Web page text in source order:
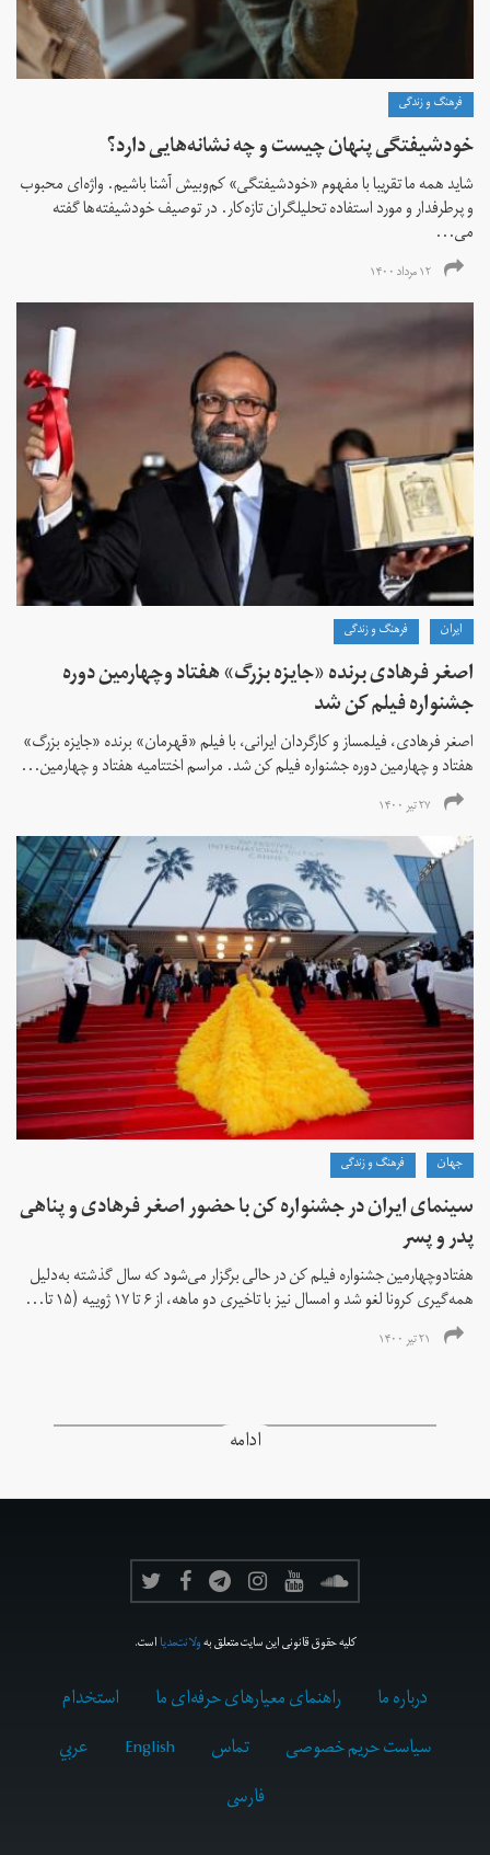
فرهنگ و زندگی
خودشیفتگی پنهان چیست و چه نشانه‌هایی دارد؟
شاید همه ما تقریبا با مفهوم «خودشیفتگی» کم‌و‌بیش آشنا باشیم. واژه‌ای محبوب
و پرطرفدار و مورد استفاده تحلیلگران تازه‌کار. در توصیف خودشیفته‌ها گفته
می...
۱۲ مرداد ۱۴۰۰
ايران فرهنگ و زندگی
اصغر فرهادی برنده «جایزه بزرگ»‌ هفتاد‌ وچهارمین دوره
جشنواره فیلم کن شد
اصغر فرهادی، فیلمساز و کارگردان ایرانی، با فیلم «قهرمان» برنده «جایزه بزرگ»
هفتاد و چهارمین دوره جشنواره فیلم کن شد. مراسم اختتامیه هفتاد و چهارمین...
۲۷ تیر ۱۴۰۰
جهان فرهنگ و زندگی
سینمای ایران در جشنواره کن با حضور اصغر فرهادی و پناهی
پدر و پسر
هفتادوچهارمین جشنواره فیلم کن در حالی برگزار می‌شود که سال گذشته به‌دلیل
همه‌گیری کرونا لغو شد و امسال نیز با تاخیری دو ماهه، از ۶ تا ۱۷ ژوییه (۱۵ تا...
۲۱ تیر ۱۴۰۰
ادامه
کلیه حقوق قانونی این سایت متعلق بهولانت‌مدیااست.
درباره ما راهنمای معیارهای حرفه‌ای ما
استخدام
سیاست حریم خصوصی
تماس English
عربي
فارسى